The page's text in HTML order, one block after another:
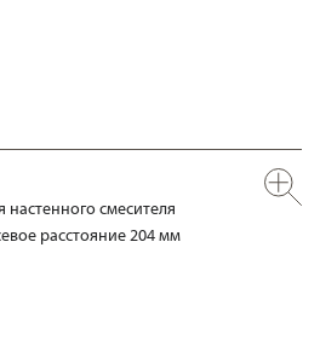
настенного смесителя
расстояние 204 мм